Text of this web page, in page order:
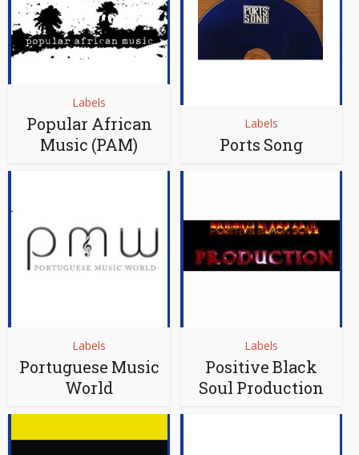
Labels
Popular African
Music (PAM)
Labels
Ports Song
Labels
Portuguese Music
World
Labels
Positive Black
Soul Production